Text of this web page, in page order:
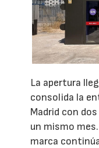
La apertura
consolida la
Madrid con
un mismo
marca